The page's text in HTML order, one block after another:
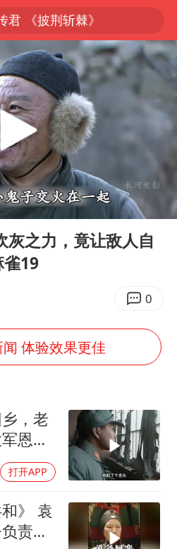
君 《披荆斩棘》
上海：5号线16号线浦江线全线停运
白海豚预计将在浙江苍南到三门一带登陆
今日15时起福州地铁高架区段停运
国足U17与阿森纳决赛取消 并列冠军
上门女婿出轨女邻居多年被判重婚罪
年小学教师减少13.19万
迪无缘横滨赛决赛
蒯曼挺进WTT横滨冠军赛女单四强
士兵把枪口对准中国记者
豚5次眼壁置换
构建更高水平的全民健身公共服务体系
03:32
灰之力，竟让敌人自
19
0
体验效果更佳
，老
恩情
打开APP
》 袁
责接